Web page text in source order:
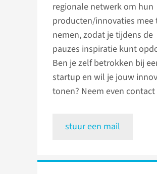
regionale netwerk om hun
producten/innovaties mee
nemen, zodat je tijdens de
pauzes inspiratie kunt
Ben je zelf betrokken bij
startup en wil je jouw
tonen? Neem even
stuur een mail